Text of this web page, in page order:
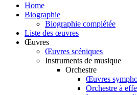
Home
Biographie
Biographie complétée
Liste des œuvres
Œuvres
Œuvres scéniques
Instruments de musique
Orchestre
Œuvres
Orchestre à